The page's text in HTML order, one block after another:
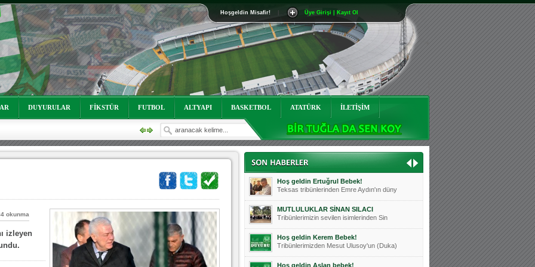
Hoşgeldin Misafir! Üye Girişi | Kayıt Ol
DUYURULAR FİKSTÜR FUTBOL ALTYAPI BASKETBOL ATATÜRK İLETİŞİM
okunma
izleyen
Mutluluklar Ceyhun Tetik
Teksas tribünlerinin sevilen isimlerinde
Bursasporumuzun önü açılsın is
Teksaslı Bursasporlular Derneği Başkanı
Hoş geldin Alaz Bebek!
Teksas.org sistem yöneticisi, ekibimizin
Hoş geldin Göktuğ Bebek!
Teksas.org ekibimizden ve tribünlerimizi
Hoş geldin Kadir Kağan Bebek!
Teksas tribünlerinden Basri İleri'nin dü
Hoş geldin Ertuğrul Bebek!
Teksas tribünlerinden Emre Aydın'ın düny
MUTLULUKLAR SİNAN SILACI
Tribünlerimizin sevilen isimlerinden Sin
Hoş geldin Kerem Bebek!
Tribünlerimizden Mesut Ulusoy'un (Duka)
Hoş geldin Aslan bebek!